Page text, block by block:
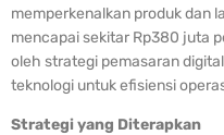
memperkenalkan produk dan
mencapai sekitar Rp380 juta
oleh strategi pemasaran
teknologi untuk efisiensi
Strategi yang Diterapkan